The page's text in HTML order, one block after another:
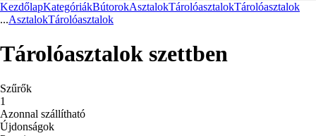
KezdőlapKategóriákBútorokAsztalokTárolóasztalokTárolóasztalok
...AsztalokTárolóasztalok
Tárolóasztalok szettben
Szűrők
1
Azonnal szállítható
Újdonságok